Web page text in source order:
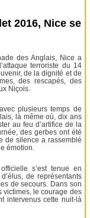
2016, Nice se
des Anglais, Nice a
terroriste du 14
de la dignité et de
des rescapés, des
Niçois.
plusieurs temps de
là même où, dix ans
au feu d’artifice de la
des gerbes ont été
de silence a rassemblé
émotion.
s’est tenue en
de représentants
de secours. Dans son
victimes, le courage des
intervenus cette nuit-là